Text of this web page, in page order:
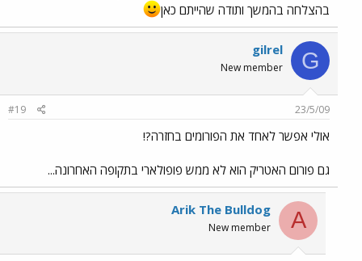
בהצלחה בהמשך ותודה שהייתם כאן
G
gilrel
New member
23/5/09
#19
אולי אפשר לאחד את הפורומים בחזרה?!
גם פורום האטריק הוא לא ממש פופולארי בתקופה האחרונה...
A
Arik The Bulldog
New member